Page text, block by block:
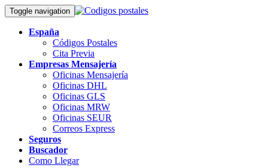
Toggle navigation
España
Códigos Postales
Cita Previa
Empresas Mensajería
Oficinas Mensajería
Oficinas DHL
Oficinas GLS
Oficinas MRW
Oficinas SEUR
Correos Express
Seguros
Buscador
Como Llegar